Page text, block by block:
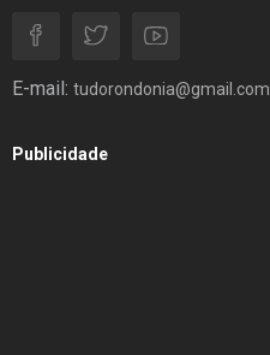
E-mail: tudorondonia@gmail.com
Publicidade